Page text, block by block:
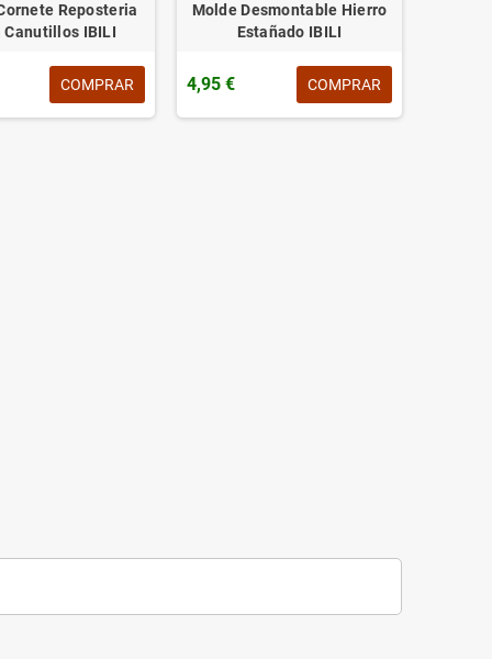
Reposteria
Canutillos IBILI
COMPRAR
Molde Desmontable Hierro
Estañado IBILI
4,95 € COMPRAR